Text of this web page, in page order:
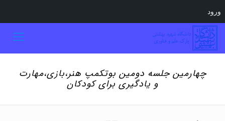
چهارمین جلسه دومین بوتکمپ هنر،بازی،مهارت
و یادگیری برای کودکان
ورود